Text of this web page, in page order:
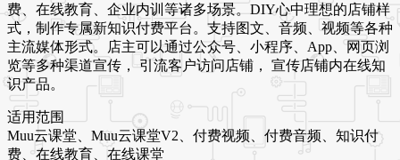
费、在线教育、企业内训等诸多场景。DIY心中理想的店铺样
式，制作专属新知识付费平台。支持图文、音频、视频等各种
主流媒体形式。店主可以通过公众号、小程序、App、网页浏
览等多种渠道宣传， 引流客户访问店铺， 宣传店铺内在线知
识产品。
适用范围
Muu云课堂、Muu云课堂V2、付费视频、付费音频、知识付
费、在线教育、在线课堂